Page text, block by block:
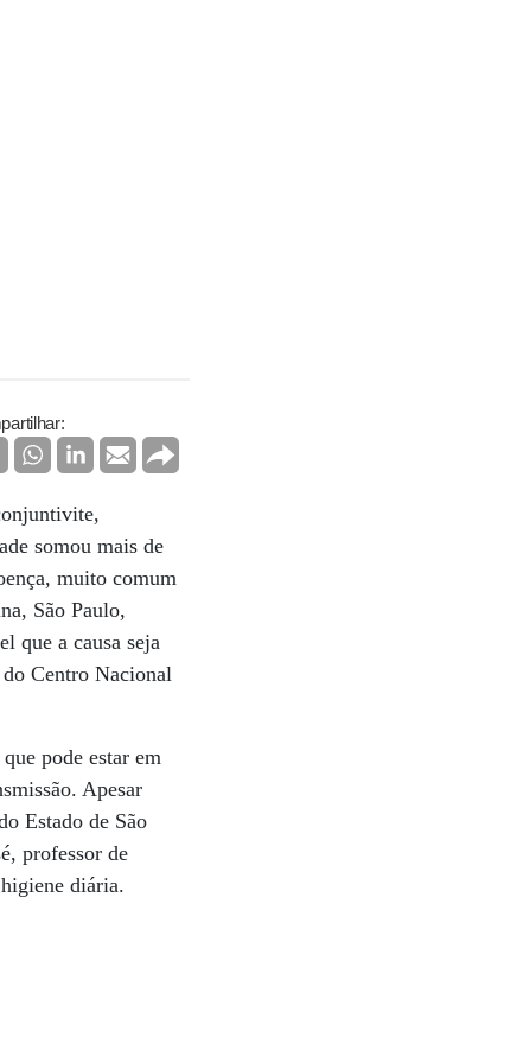
somou mais de
muito comum
São Paulo,
que a causa seja
Centro Nacional
pode estar em
Apesar
Estado de São
professor de
diária.